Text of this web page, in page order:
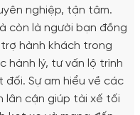
nghiệp, tận tâm.
còn là người bạn đồng
hành khách trong
hành lý, tư vấn lộ trình
Sự am hiểu về các
lân cận giúp tài xế tối